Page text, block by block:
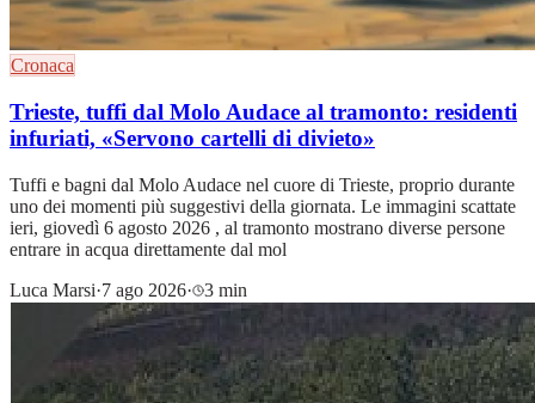
Cronaca
Trieste, tuffi dal Molo Audace al tramonto: residenti
infuriati, «Servono cartelli di divieto»
Tuffi e bagni dal Molo Audace nel cuore di Trieste, proprio durante
uno dei momenti più suggestivi della giornata. Le immagini scattate
ieri, giovedì 6 agosto 2026 , al tramonto mostrano diverse persone
entrare in acqua direttamente dal mol
Luca Marsi·7 ago 2026· 3 min